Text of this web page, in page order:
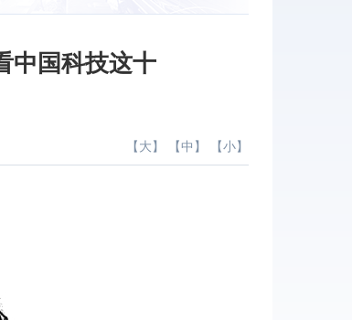
中国科技这十
【 大 】 【中 】 【小】